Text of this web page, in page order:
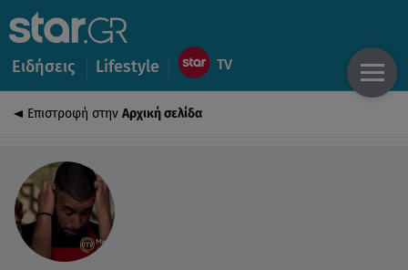
Ειδήσεις Lifestyle
Επιστροφή στην Αρχική σελίδα